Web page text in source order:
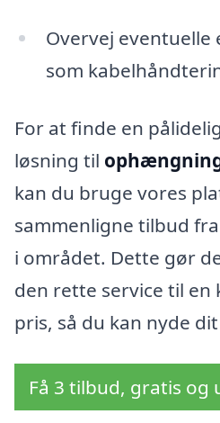
Overvej eventuelle
som
For at finde en
løsning til
kan du bruge vores
sammenligne tilbud
i området. Dette gør
den rette service til
pris, så du kan nyde
Få 3 tilbud, gratis